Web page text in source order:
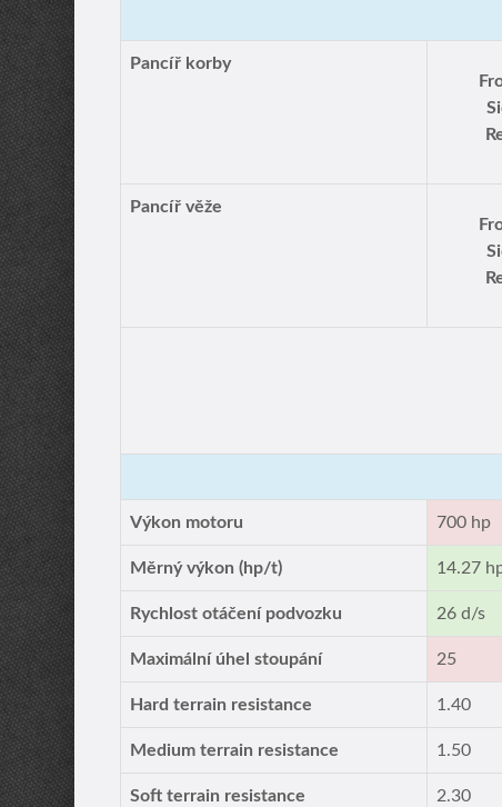
Pancíř korby
Pancíř věže
Výkon motoru 700 hp
Měrný výkon (hp/t) 14.27
Rychlost otáčení podvozku 26 d/s
Maximální úhel stoupání 25
Hard terrain resistance 1.40
Medium terrain resistance 1.50
Soft terrain resistance 2.30